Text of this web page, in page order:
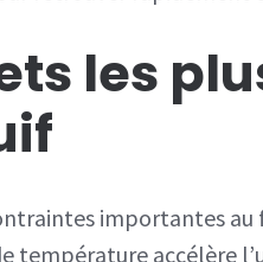
les
importantes au
accélère